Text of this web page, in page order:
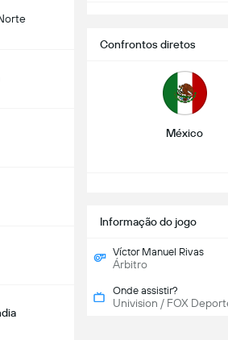
Informação do jogo
Víctor Manuel Rivas
Árbitro
Onde assistir?
Univision / FOX
Confrontos diretos
México